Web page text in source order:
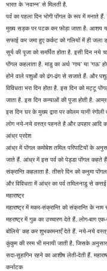
भारत के ’नवान्न’ से मिलती है.
पर्व का पहला दिन भोगी पोंगल के रूप में मनाते
मुख्य सड़क पर पटक कर फोड़ा जाता है. आशय यह
सफाई कर जमा हुए कर्कट को गलियों में ही जला
सूर्य की पूजा को समर्पित होता है. इसी दिन
पोंगल कहलाता है. माडु का अर्थ ’गाय’ या
होने वाले पशुओं को ढंग-ढंग से सजाते हैं. और
विविधता भरा दिन होता है. इस दिन को मट्टू
जाता है. इस दिन कन्याओं की पूजा होती है.
इस दिन घर के मुख्य द्वारा पर कोलम यानी
लोग नये-नये वस्त्र पहनते है और उपहार आदि
आंध्र प्रदेश
आंध्र में पोंगल कमोबेश तमिल परिपाटियों के
जाते हैं. आंध्र में इस पर्व को पेड्डा पोंगल कहते
संक्रान्ति कहलाता है. तीसरे दिन को कनुमा
और विविधता में आंध्र का पर्व तमिलनाडु से कत्तई
महाराष्ट्र
महाराष्ट्र में मकर-संक्रान्ति को संक्रान्ति के
महराष्ट्र में गुळ का उच्चारण देते हैं. लोग-बाग एक-
बोलिये’ कह कर शुभकामनाएँ देते हैं. नये-नये वस्त्र
कुंकुम की रस्म भी मनायी जाती है, जिसके
सदा-सुहागिन रहने का आशीष लेती-देती हैं.
कर्नाटक